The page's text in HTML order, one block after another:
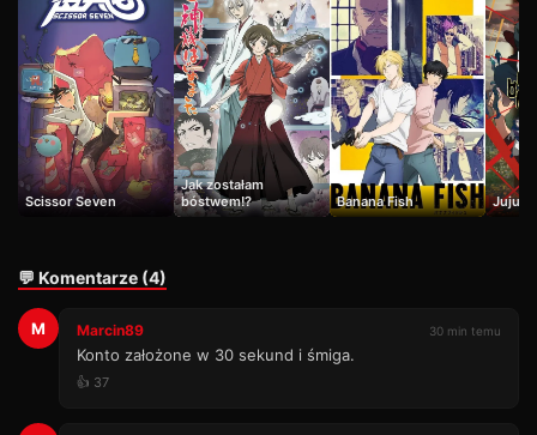
Scissor Seven
Jak zostałam
bóstwem!?
Banana Fish
💬 Komentarze (4)
M Marcin89 30 min temu
Konto założone w 30 sekund i śmiga.
👍 37